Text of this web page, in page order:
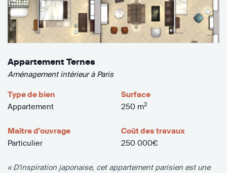
Appartement Ternes
Aménagement intérieur à Paris
Type de bien
Appartement
Surface
250 m2
Maître d'ouvrage
Particulier
Coût des travaux
250 000€
« D'inspiration japonaise, cet appartement parisien est une